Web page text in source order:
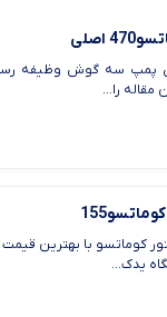
سه گوش وظیفه
مقاله را...
کوماتسو با بهترین
یدک...